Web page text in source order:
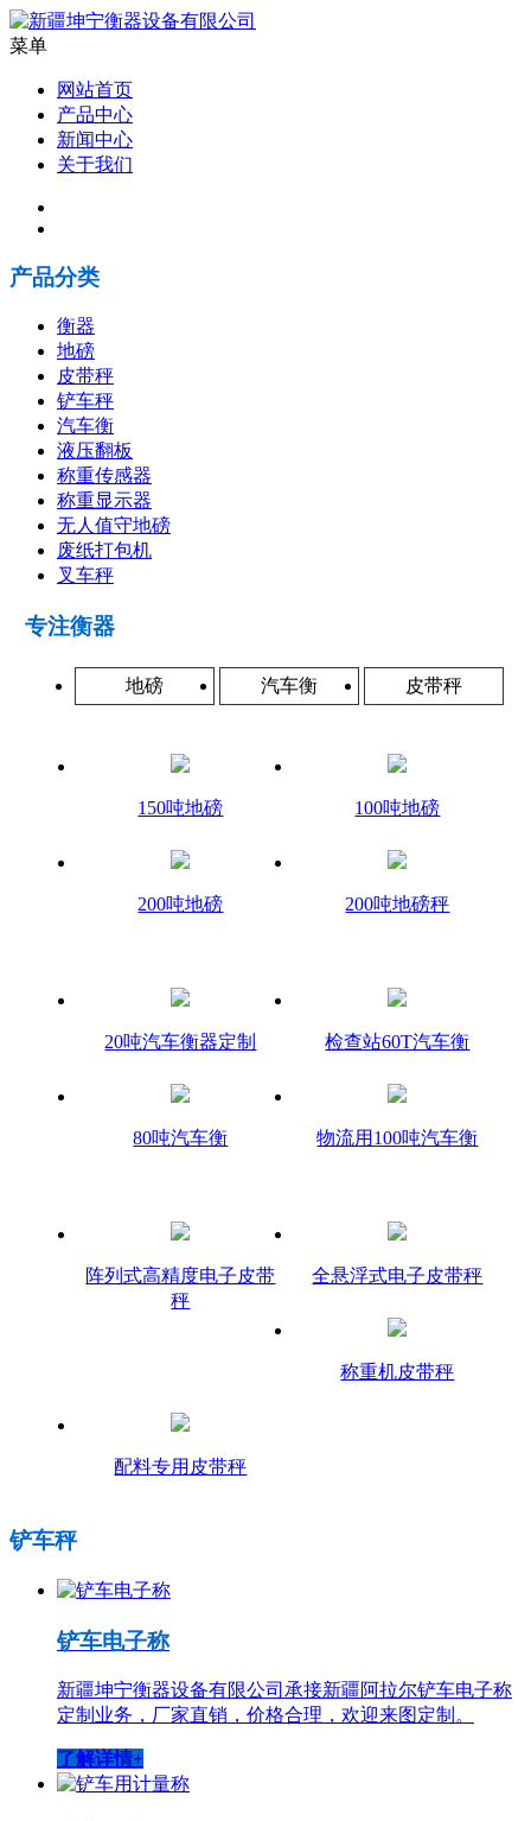
菜单
网站首页
产品中心
新闻中心
关于我们
产品分类
衡器
地磅
皮带秤
铲车秤
汽车衡
液压翻板
称重传感器
称重显示器
无人值守地磅
废纸打包机
叉车秤
专注衡器
地磅 汽车衡 皮带秤
150吨地磅 100吨地磅
200吨地磅 200吨地磅秤
20吨汽车衡器定制 检查站60T汽车衡
80吨汽车衡 物流用100吨汽车衡
阵列式高精度电子皮带
秤
全悬浮式电子皮带秤
称重机皮带秤
配料专用皮带秤
铲车秤
铲车电子称
新疆坤宁衡器设备有限公司承接新疆阿拉尔铲车电子称
定制业务，厂家直销，价格合理，欢迎来图定制。
了解详情+